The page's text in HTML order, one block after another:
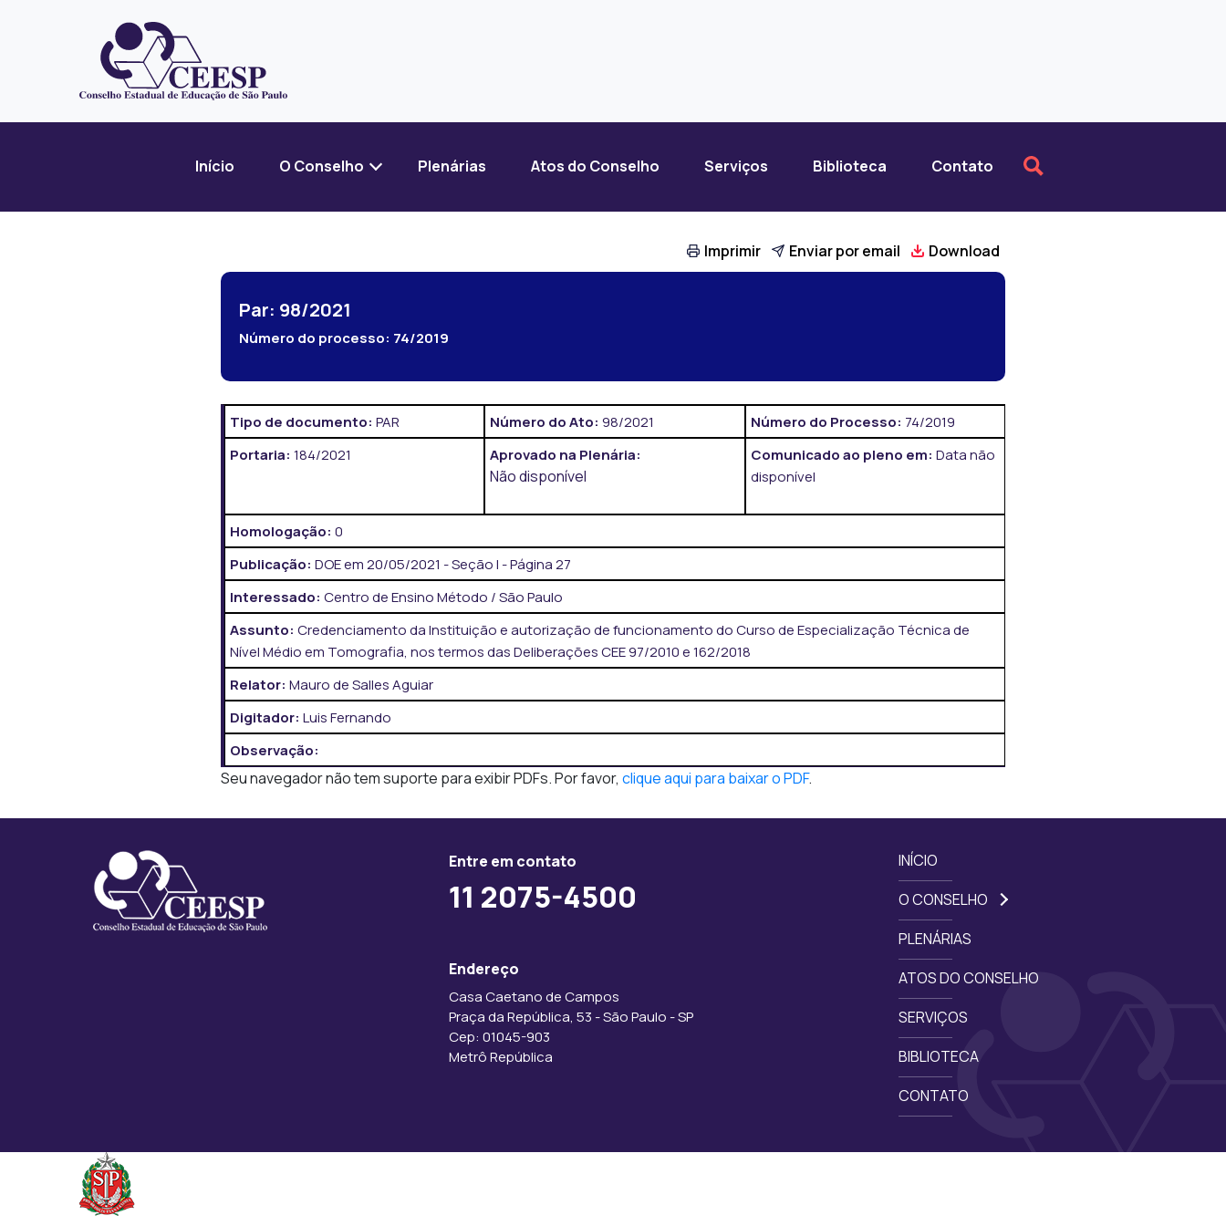
Início O Conselho Plenárias Atos do Conselho Serviços Biblioteca Contato
Imprimir Enviar por email Download
Par: 98/2021
Número do processo: 74/2019
Tipo de documento: PAR Número do Ato: 98/2021 Número do Processo: 74/2019
Portaria: 184/2021 Aprovado na Plenária:
Não disponível
Comunicado ao pleno em: Data não
disponível
Homologação: 0
Publicação: DOE em 20/05/2021 - Seção I - Página 27
Interessado: Centro de Ensino Método / São Paulo
Assunto: Credenciamento da Instituição e autorização de funcionamento do Curso de Especialização Técnica de
Nível Médio em Tomografia, nos termos das Deliberações CEE 97/2010 e 162/2018
Relator: Mauro de Salles Aguiar
Digitador: Luis Fernando
Observação:
Seu navegador não tem suporte para exibir PDFs. Por favor, clique aqui para baixar o PDF.
Entre em contato
11 2075-4500
Endereço
Casa Caetano de Campos
Praça da República, 53 - São Paulo - SP
Cep: 01045-903
Metrô República
INÍCIO
O CONSELHO
PLENÁRIAS
ATOS DO CONSELHO
SERVIÇOS
BIBLIOTECA
CONTATO